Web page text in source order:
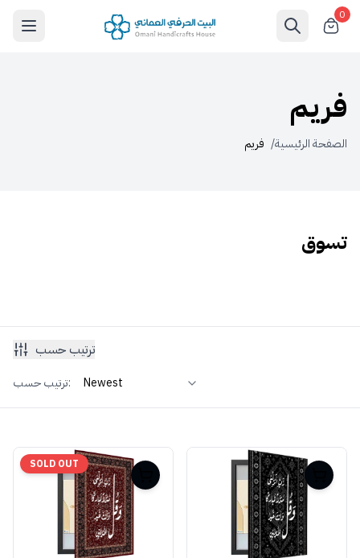
0
فريم
الصفحة الرئيسية/ فريم
تسوق
ترتيب حسب
ترتيب حسب:
SOLD OUT